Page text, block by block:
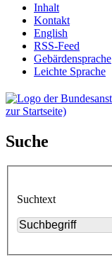
In­halt
Kon­takt
English
RSS-Feed
Ge­bär­den­spra­che
Leich­te Spra­che
Suche
Suchtext